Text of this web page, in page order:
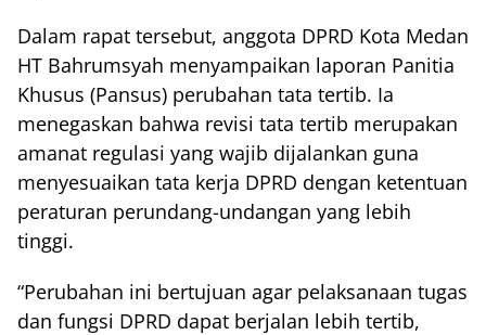
Dalam rapat tersebut, anggota DPRD Kota Medan
HT Bahrumsyah menyampaikan laporan Panitia
Khusus (Pansus) perubahan tata tertib. Ia
menegaskan bahwa revisi tata tertib merupakan
amanat regulasi yang wajib dijalankan guna
menyesuaikan tata kerja DPRD dengan ketentuan
peraturan perundang-undangan yang lebih
tinggi.
“Perubahan ini bertujuan agar pelaksanaan tugas
dan fungsi DPRD dapat berjalan lebih tertib,